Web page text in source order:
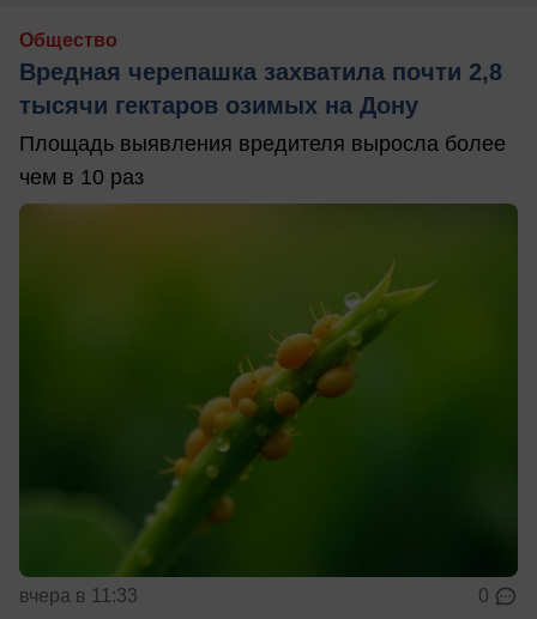
Общество
Вредная черепашка захватила почти 2,8
тысячи гектаров озимых на Дону
Площадь выявления вредителя выросла более
чем в 10 раз
вчера в 11:33 0